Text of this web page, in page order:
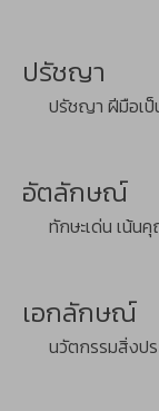
ปรัชญา
ปรัชญา ฝีมือเป็น
อัตลักษณ์
ทักษะเด่น เน้น
เอกลักษณ์
นวัตกรรมสิ่งปร